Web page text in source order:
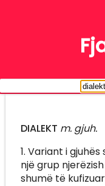
DIALEKT m. gjuh.
1. Variant i
një grup
shumë të